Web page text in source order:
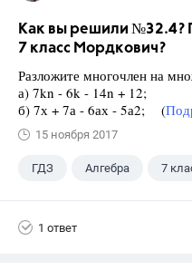
Как вы решили №32.4?
7 класс Мордкович?
Разложите многочлен на
а) 7kn - 6k - 14n + 12;
б) 7х + 7а - 6ах - 5а2; (
15 ноября 2017
ГДЗ Алгебра 7
1 ответ